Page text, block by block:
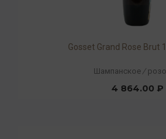
Gosset Grand Rose Brut
Шампанское /
4 864.00 ₽